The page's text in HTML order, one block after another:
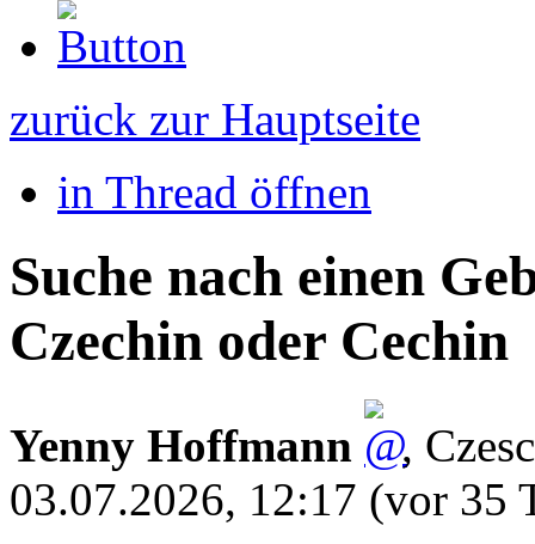
zurück zur Hauptseite
in Thread öffnen
Suche nach einen
Czechin oder Cechin
Yenny Hoffmann ,
03.07.2026, 12:17 (vor 35